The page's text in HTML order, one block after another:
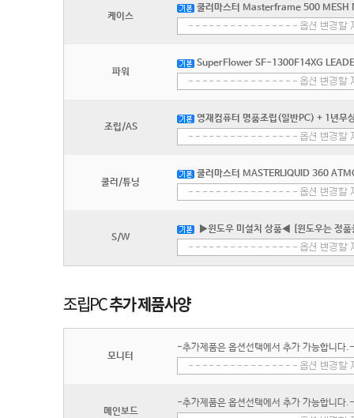
케이스
쿨러마스터 Masterframe 500 MESH
파워
SuperFlower SF-1300F14XG
조립/AS
영재컴퓨터 명품조립(일반PC) + 1년무
쿨러/튜닝
쿨러마스터 MASTERLIQUID 360
S/W
▶윈도우 미설치 상품◀ [윈도우는 정
모니터
-추가제품은 옵션선택에서 추가 가능합니다.-
메인보드
-추가제품은 옵션선택에서 추가 가능합니다.-